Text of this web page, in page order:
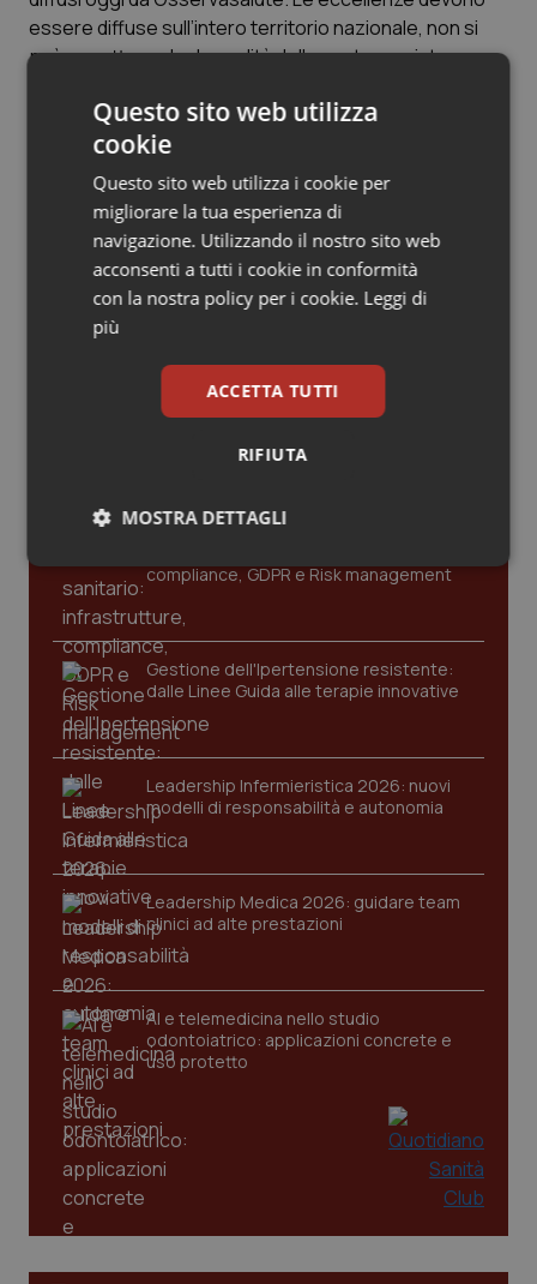
Oncologia & Nutrizione
Psoriasi & pelle
Quotidiano Cardiologia
Quotidiano Chirurgia
Quotidiano Oncologia
Rene & patologie urogenitali
Salute orale & impianti
Sangue & coagulazione
Tiroide
Tumore al seno
Tumore ovarico
Tumori del Polmone & Testa Collo
Tumori gastrointestinali
Ulcera & Reflusso
Vaccini
essere diffuse sull’intero territorio nazionale, non si
può accettare che la qualità della nostra assistenza
Articoli correlati:
Osservasalute 2017: il federalismo sanitario è
fallito. Italia in media è in buona salute, ma tra Nord
e Sud troppe differenze. Il rapporto
19 Aprile 2018
Ultime analisi e review da QS Pro
compliance, GDPR e Risk management
Gestione dell'Ipertensione resistente:
dalle Linee Guida alle terapie innovative
Leadership Infermieristica 2026: nuovi
modelli di responsabilità e autonomia
Leadership Medica 2026: guidare team
clinici ad alte prestazioni
AI e telemedicina nello studio
odontoiatrico: applicazioni concrete e
uso protetto
Questo sito web utilizza
cookie
Questo sito web utilizza i cookie per
migliorare la tua esperienza di
navigazione. Utilizzando il nostro sito web
acconsenti a tutti i cookie in conformità
con la nostra policy per i cookie. Leggi di
più
ACCETTA TUTTI
RIFIUTA
MOSTRA DETTAGLI
Necessari Statistici Marketing
Necessari
I cookie necessari contribuiscono a rendere fruibile il
sito web abilitandone funzionalità di base quali la
navigazione sulle pagine e l'accesso alle aree
protette del sito. Il sito web non è in grado di
funzionare correttamente senza questi cookie.
Nome
Fornitore / Dominio
VISITOR_PRIVACY_METADATA
YouTube